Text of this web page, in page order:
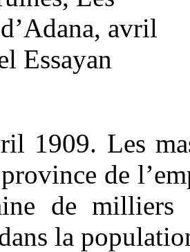
1909. Les
de
de milliers
la